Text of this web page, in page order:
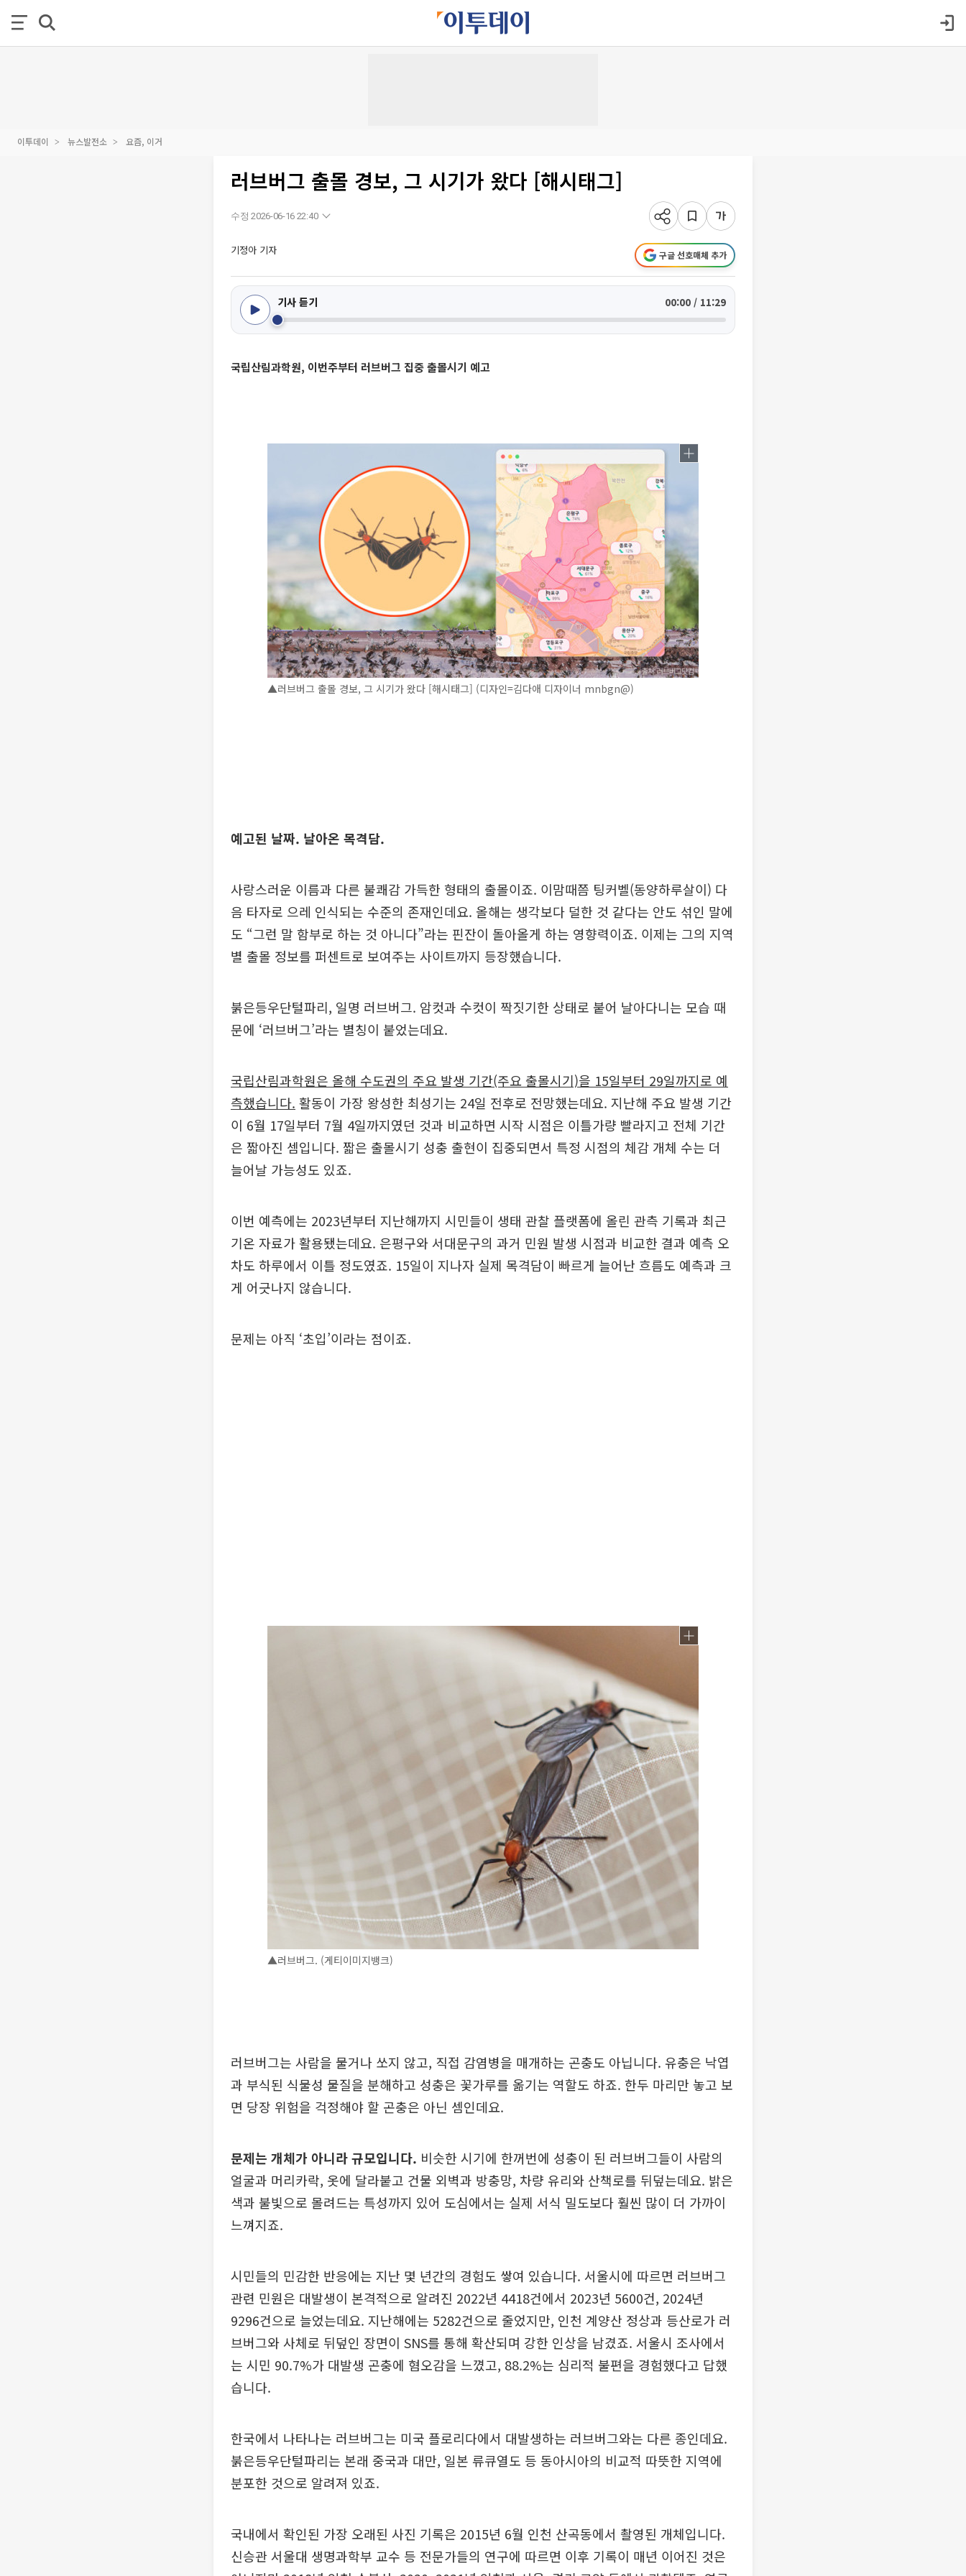
이투데이 뉴스발전소 요즘, 이거
러브버그 출몰 경보, 그 시기가 왔다 [해시태그]
수정 2026-06-16 22:40
기정아 기자 구글 선호매체 추가
기사 듣기 00:00 / 11:29
국립산림과학원, 이번주부터 러브버그 집중 출몰시기 예고
▲러브버그 출몰 경보, 그 시기가 왔다 [해시태그] (디자인=김다애 디자이너 mnbgn@)
예고된 날짜. 날아온 목격담.
사랑스러운 이름과 다른 불쾌감 가득한 형태의 출몰이죠. 이맘때쯤 팅커벨(동양하루살이) 다
음 타자로 으레 인식되는 수준의 존재인데요. 올해는 생각보다 덜한 것 같다는 안도 섞인 말에
도 “그런 말 함부로 하는 것 아니다”라는 핀잔이 돌아올게 하는 영향력이죠. 이제는 그의 지역
별 출몰 정보를 퍼센트로 보여주는 사이트까지 등장했습니다.
붉은등우단털파리, 일명 러브버그. 암컷과 수컷이 짝짓기한 상태로 붙어 날아다니는 모습 때
문에 ‘러브버그’라는 별칭이 붙었는데요.
국립산림과학원은 올해 수도권의 주요 발생 기간(주요 출몰시기)을 15일부터 29일까지로 예
측했습니다. 활동이 가장 왕성한 최성기는 24일 전후로 전망했는데요. 지난해 주요 발생 기간
이 6월 17일부터 7월 4일까지였던 것과 비교하면 시작 시점은 이틀가량 빨라지고 전체 기간
은 짧아진 셈입니다. 짧은 출몰시기 성충 출현이 집중되면서 특정 시점의 체감 개체 수는 더
늘어날 가능성도 있죠.
이번 예측에는 2023년부터 지난해까지 시민들이 생태 관찰 플랫폼에 올린 관측 기록과 최근
기온 자료가 활용됐는데요. 은평구와 서대문구의 과거 민원 발생 시점과 비교한 결과 예측 오
차도 하루에서 이틀 정도였죠. 15일이 지나자 실제 목격담이 빠르게 늘어난 흐름도 예측과 크
게 어긋나지 않습니다.
문제는 아직 ‘초입’이라는 점이죠.
▲러브버그. (게티이미지뱅크)
러브버그는 사람을 물거나 쏘지 않고, 직접 감염병을 매개하는 곤충도 아닙니다. 유충은 낙엽
과 부식된 식물성 물질을 분해하고 성충은 꽃가루를 옮기는 역할도 하죠. 한두 마리만 놓고 보
면 당장 위험을 걱정해야 할 곤충은 아닌 셈인데요.
문제는 개체가 아니라 규모입니다. 비슷한 시기에 한꺼번에 성충이 된 러브버그들이 사람의
얼굴과 머리카락, 옷에 달라붙고 건물 외벽과 방충망, 차량 유리와 산책로를 뒤덮는데요. 밝은
색과 불빛으로 몰려드는 특성까지 있어 도심에서는 실제 서식 밀도보다 훨씬 많이 더 가까이
느껴지죠.
시민들의 민감한 반응에는 지난 몇 년간의 경험도 쌓여 있습니다. 서울시에 따르면 러브버그
관련 민원은 대발생이 본격적으로 알려진 2022년 4418건에서 2023년 5600건, 2024년
9296건으로 늘었는데요. 지난해에는 5282건으로 줄었지만, 인천 계양산 정상과 등산로가 러
브버그와 사체로 뒤덮인 장면이 SNS를 통해 확산되며 강한 인상을 남겼죠. 서울시 조사에서
는 시민 90.7%가 대발생 곤충에 혐오감을 느꼈고, 88.2%는 심리적 불편을 경험했다고 답했
습니다.
한국에서 나타나는 러브버그는 미국 플로리다에서 대발생하는 러브버그와는 다른 종인데요.
붉은등우단털파리는 본래 중국과 대만, 일본 류큐열도 등 동아시아의 비교적 따뜻한 지역에
분포한 것으로 알려져 있죠.
국내에서 확인된 가장 오래된 사진 기록은 2015년 6월 인천 산곡동에서 촬영된 개체입니다.
신승관 서울대 생명과학부 교수 등 전문가들의 연구에 따르면 이후 기록이 매년 이어진 것은